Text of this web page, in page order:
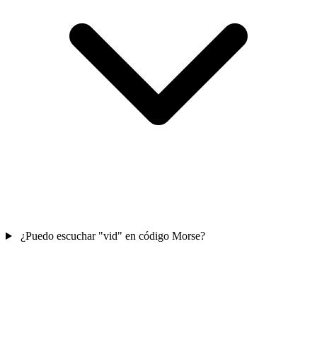
¿Puedo escuchar "vid" en código Morse?